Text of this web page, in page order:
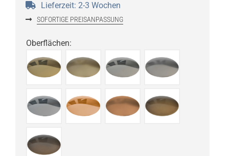
Lieferzeit: 2-3 Wochen
SOFORTIGE PREISANPASSUNG
Oberflächen: